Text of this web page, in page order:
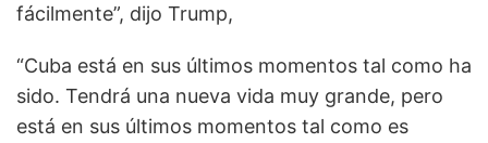
fácilmente”, dijo Trump,
“Cuba está en sus últimos momentos tal como ha
sido. Tendrá una nueva vida muy grande, pero
está en sus últimos momentos tal como es